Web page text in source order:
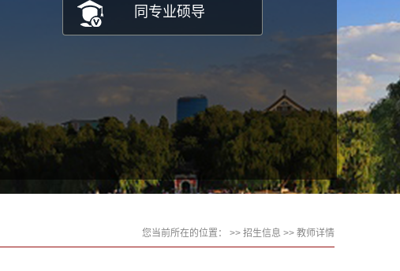
同专业硕导
您当前所在的位置： >> 招生信息 >> 教师详情